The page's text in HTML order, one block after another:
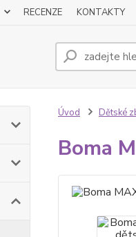
RECENZE KONTAKTY
Úvod Dětské
Boma